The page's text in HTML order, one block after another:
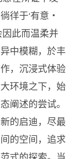
徉于‘有意・
此而温柔并
中模糊，於丰
，沉浸式体验
环境之下，始
阐述的尝试。
的启迪，尽最
的空间，追求